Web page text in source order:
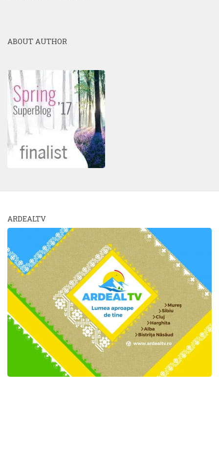
ABOUT AUTHOR
ARDEALTV